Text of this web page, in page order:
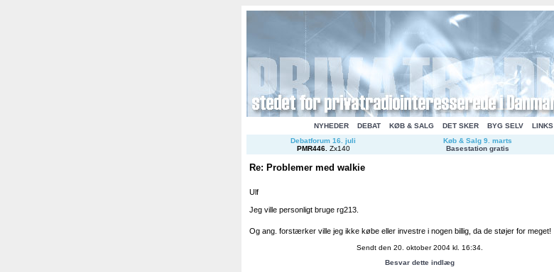
NYHEDER DEBAT KØB & SALG DET SKER BYG SELV LINKS
Debatforum 16. juli
PMR446. Zx140
Køb & Salg 9. marts
Basestation gratis
Re: Problemer med walkie
Ulf
Jeg ville personligt bruge rg213.
Og ang. forstærker ville jeg ikke købe eller investre i nogen billig, da de støjer for meget!
Sendt den 20. oktober 2004 kl. 16:34.
Besvar dette indlæg